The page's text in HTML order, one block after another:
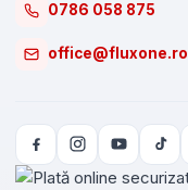
0786 058 875
office@fluxone.ro